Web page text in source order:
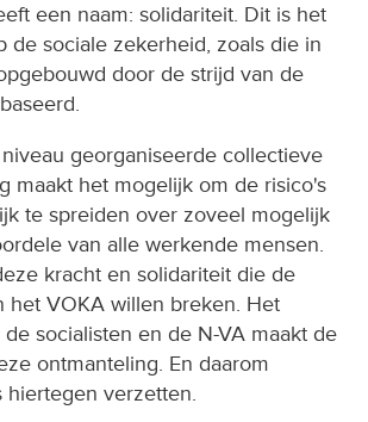
een naam: solidariteit. Dit is het
de sociale zekerheid, zoals die in
door de strijd van de
georganiseerde collectieve
maakt het mogelijk om de risico's
te spreiden over zoveel mogelijk
van alle werkende mensen.
kracht en solidariteit die de
het VOKA willen breken. Het
socialisten en de N-VA maakt de
ontmanteling. En daarom
hiertegen verzetten.